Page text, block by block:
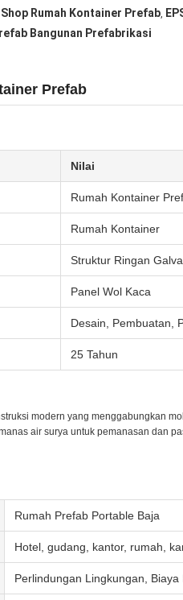
Rumah Kontainer Prefab,
Bangunan Prefabrikasi
Prefab
Nilai
Rumah Kontainer
Rumah Kontainer
Struktur Ringan
Panel Wol Kaca
Desain, Pembuatan,
25 Tahun
modern yang menggabungkan
air surya untuk pemanasan dan
Rumah Prefab Portable Baja
Hotel, gudang, kantor, rumah,
Perlindungan Lingkungan,